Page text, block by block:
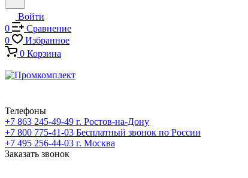
Войти
0
Сравнение
0
Избранное
0 Корзина
Телефоны
+7 863 245-49-49 г. Ростов-на-Дону
+7 800 775-41-03 Бесплатный звонок по России
+7 495 256-44-03 г. Москва
Заказать звонок